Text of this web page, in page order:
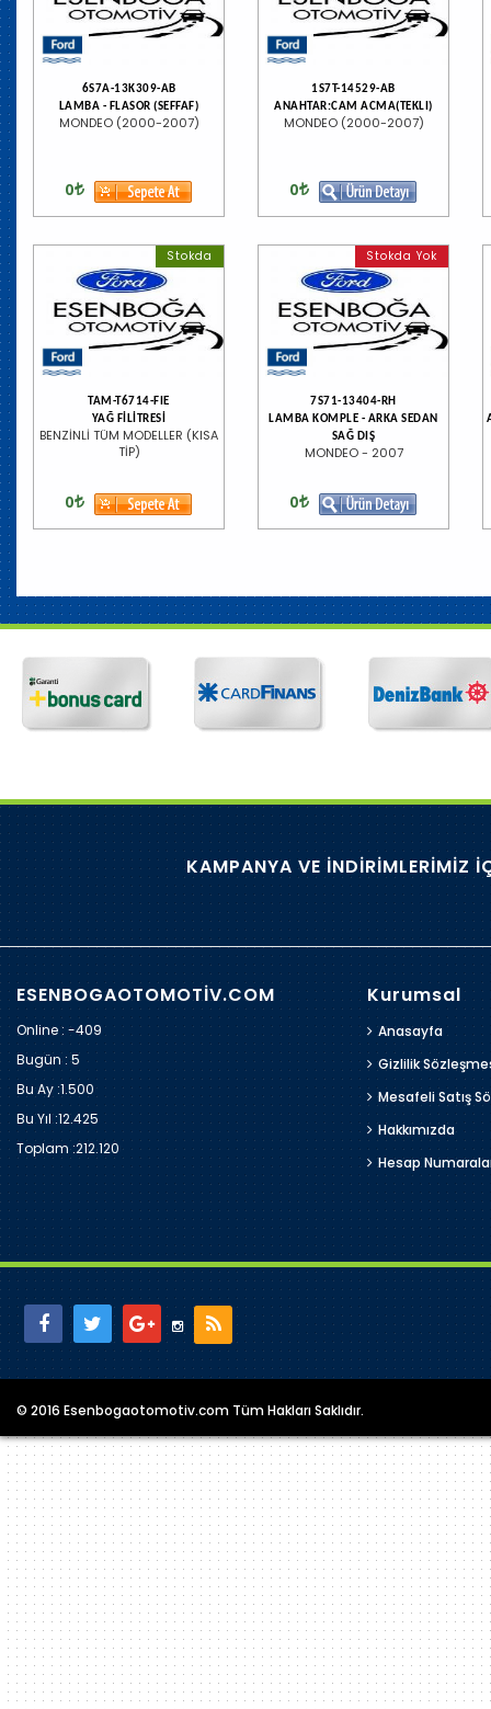
6S7A-13K309-AB
LAMBA - FLASOR (SEFFAF)
MONDEO (2000-2007)
0
1S7T-14529-AB
ANAHTAR:CAM ACMA(TEKLI)
MONDEO (2000-2007)
0
Stokda
TAM-T6714-FIE
YAĞ FİLİTRESİ
BENZİNLİ TÜM MODELLER (KISA
TİP)
0
Stokda Yok
7S71-13404-RH
LAMBA KOMPLE - ARKA SEDAN
SAĞ DIŞ
MONDEO - 2007
0
KAMPANYA VE İNDİRİMLERİMİZ
ESENBOGAOTOMOTİV.COM
Online : -409
Bugün :5
Bu Ay :1.500
Bu Yıl :12.425
Toplam :212.120
Kurumsal
Anasayfa
Gizlilik
Mesafeli Satış
Hakkımızda
Hesap
© 2016 Esenbogaotomotiv.com Tüm Hakları Saklıdır.